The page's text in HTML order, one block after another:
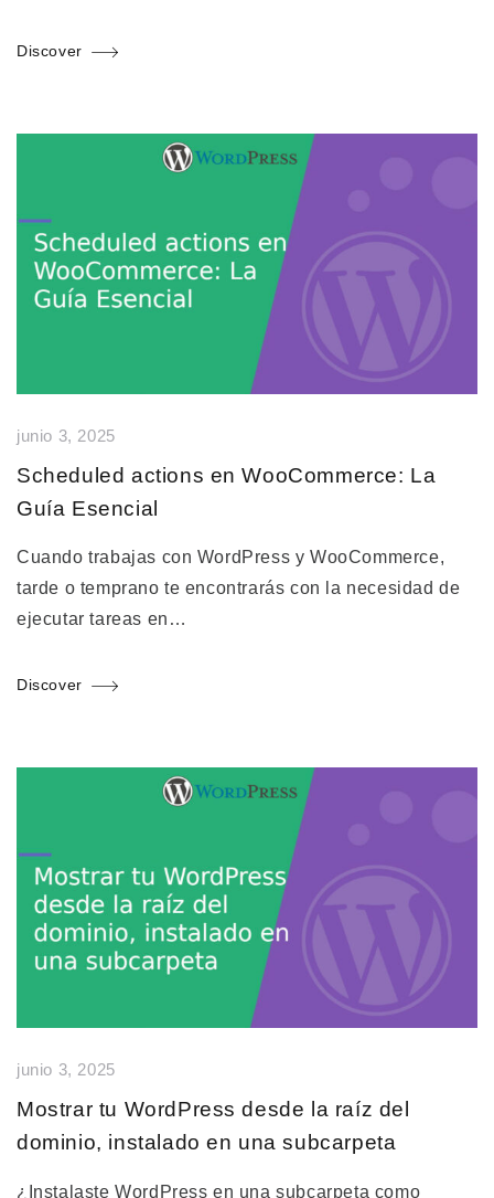
Discover
junio 3, 2025
Scheduled actions en WooCommerce: La
Guía Esencial
Cuando trabajas con WordPress y WooCommerce,
tarde o temprano te encontrarás con la necesidad de
ejecutar tareas en…
Discover
junio 3, 2025
Mostrar tu WordPress desde la raíz del
dominio, instalado en una subcarpeta
¿Instalaste WordPress en una subcarpeta como